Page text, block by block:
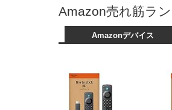
Amazon売れ筋ラ
Amazonデバイス